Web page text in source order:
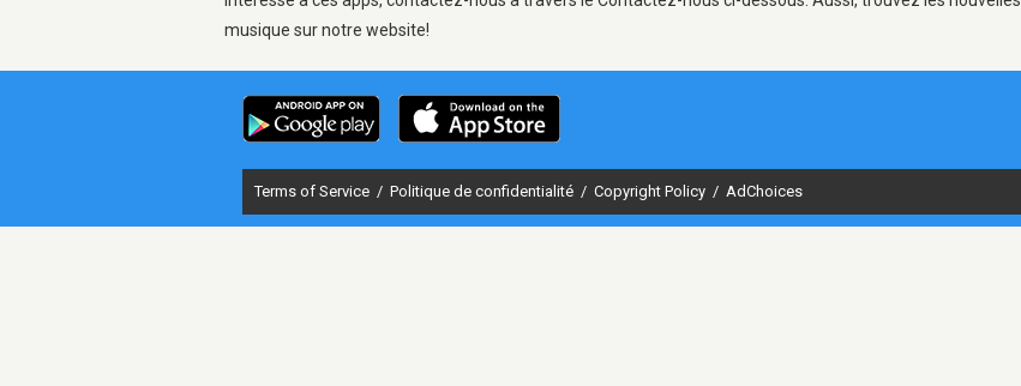
musique sur notre website!
Terms of Service / Politique de confidentialité / Copyright Policy / AdChoices